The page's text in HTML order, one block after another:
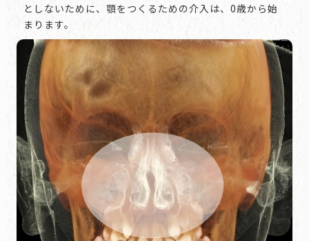
としないために、顎をつくるための介入は、0歳から始
まります。